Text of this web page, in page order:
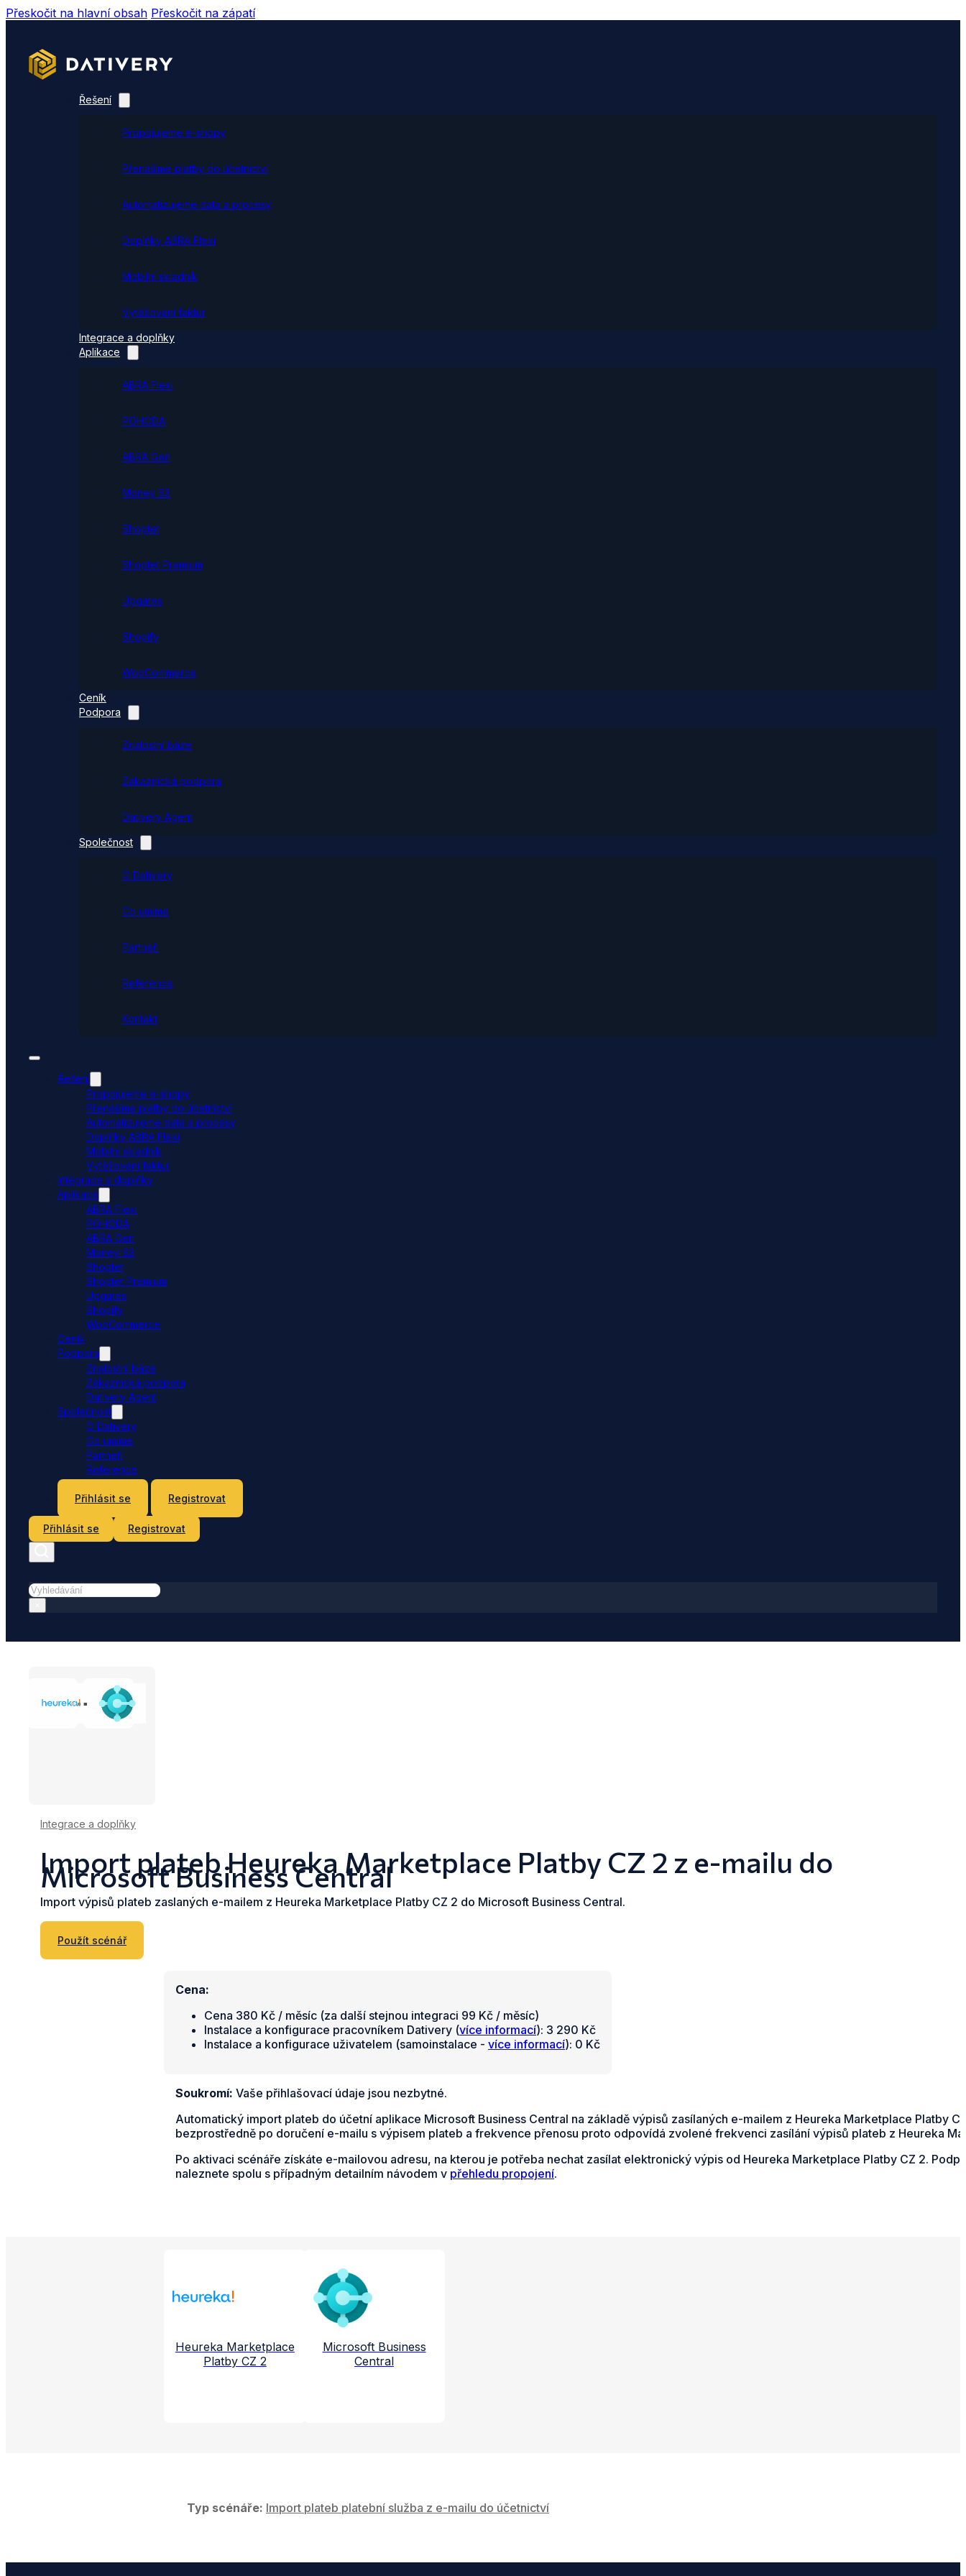
Přeskočit na hlavní obsah Přeskočit na zápatí
Řešení
Propojujeme e-shopy
Přenášíme platby do účetnictví
Automatizujeme data a procesy
Doplňky ABRA Flexi
Mobilní skladník
Vytěžování faktur
Integrace a doplňky
Aplikace
ABRA Flexi
POHODA
ABRA Gen
Money S3
Shoptet
Shoptet Premium
Upgates
Shopify
WooCommerce
Ceník
Podpora
Znalostní báze
Zákaznická podpora
Dativery Agent
Společnost
O Dativery
Co umíme
Partneři
Reference
Kontakt
Řešení
Propojujeme e-shopy
Přenášíme platby do účetnictví
Automatizujeme data a procesy
Doplňky ABRA Flexi
Mobilní skladník
Vytěžování faktur
Integrace a doplňky
Aplikace
ABRA Flexi
POHODA
ABRA Gen
Money S3
Shoptet
Shoptet Premium
Upgates
Shopify
WooCommerce
Ceník
Podpora
Znalostní báze
Zákaznická podpora
Dativery Agent
Společnost
O Dativery
Co umíme
Partneři
Reference
Přihlásit se
Registrovat
Přihlásit se Registrovat
Hledat
Integrace a doplňky
Import plateb Heureka Marketplace Platby CZ 2 z e-mailu do
Microsoft Business Central
Import výpisů plateb zaslaných e-mailem z Heureka Marketplace Platby CZ 2 do Microsoft Business Central.
Použít scénář
Cena:
Cena 380 Kč / měsíc (za další stejnou integraci 99 Kč / měsíc)
Instalace a konfigurace pracovníkem Dativery (více informací): 3 290 Kč
Instalace a konfigurace uživatelem (samoinstalace - více informací): 0 Kč
Soukromí: Vaše přihlašovací údaje jsou nezbytné.
Automatický import plateb do účetní aplikace Microsoft Business Central na základě výpisů zasílaných e-mailem z Heureka Marketplace Platby
bezprostředně po doručení e-mailu s výpisem plateb a frekvence přenosu proto odpovídá zvolené frekvenci zasílání výpisů plateb z Heureka
Po aktivaci scénáře získáte e-mailovou adresu, na kterou je potřeba nechat zasílat elektronický výpis od Heureka Marketplace Platby CZ 2.
naleznete spolu s případným detailním návodem v přehledu propojení.
Propojené aplikace a služby
Heureka Marketplace
Platby CZ 2
Microsoft Business
Central
Typ scénáře: Import plateb platební služba z e-mailu do účetnictví